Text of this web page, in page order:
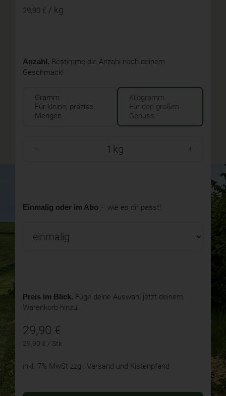
29,90 € / kg
Anzahl. Bestimme die Anzahl nach deinem
Geschmack!
Gramm
Für kleine, präzise
Mengen.
Kilogramm
Für den großen
Genuss.
kg
Einmalig oder im Abo – wie es dir passt!
Preis im Blick. Füge deine Auswahl jetzt deinem
Warenkorb hinzu.
29,90 €
29,90 € / Stk
inkl. 7% MwSt zzgl. Versand und Kistenpfand